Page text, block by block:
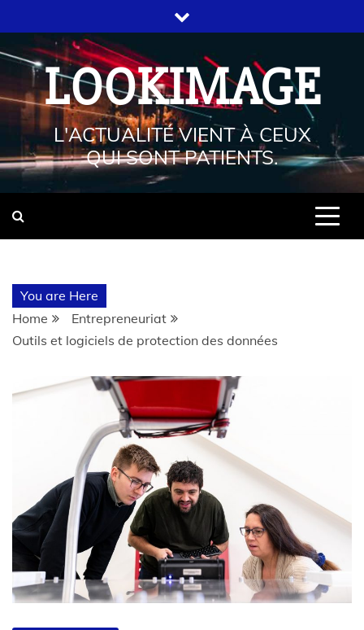
LOOKIMAGE
L'ACTUALITÉ VIENT À CEUX
QUI SONT PATIENTS.
You are Here
Home
Entrepreneuriat
Outils et logiciels de protection des données